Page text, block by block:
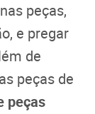
peças,
e pregar
de
peças de
peças